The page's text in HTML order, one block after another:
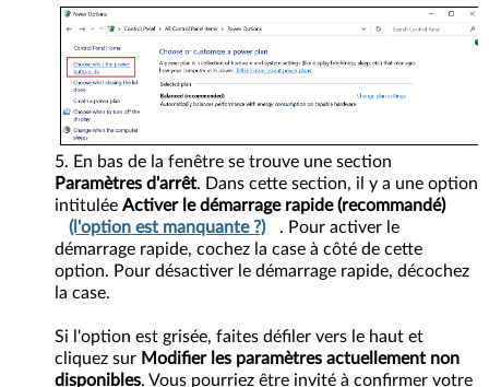
En bas de la fenêtre se trouve une section
Paramètres d'arrêt. Dans cette section, il y a une option
intitulée Activer le démarrage rapide (recommandé)
(l'option est manquante ?)
. Pour activer le
démarrage rapide, cochez la case à côté de cette
option. Pour désactiver le démarrage rapide, décochez
la case.
Si l'option est grisée, faites défiler vers le haut et
cliquez sur Modifier les paramètres actuellement non
disponibles. Vous pourriez être invité à confirmer votre